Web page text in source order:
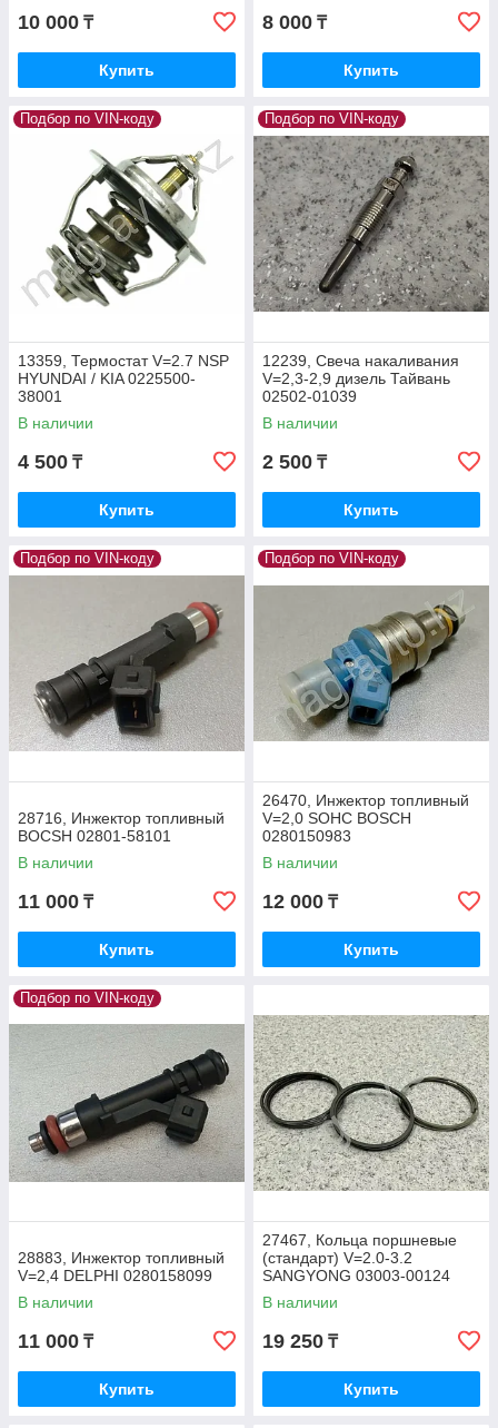
10 000 ₸
Купить
8 000 ₸
Купить
Подбор по VIN-коду
13359, Термостат V=2.7 NSP
HYUNDAI / KIA 0225500-
38001
В наличии
4 500 ₸
Купить
Подбор по VIN-коду
12239, Свеча накаливания
V=2,3-2,9 дизель Тайвань
02502-01039
В наличии
2 500 ₸
Купить
Подбор по VIN-коду
28716, Инжектор топливный
BOCSH 02801-58101
В наличии
11 000 ₸
Купить
Подбор по VIN-коду
26470, Инжектор топливный
V=2,0 SOHC BOSCH
0280150983
В наличии
12 000 ₸
Купить
Подбор по VIN-коду
28883, Инжектор топливный
V=2,4 DELPHI 0280158099
В наличии
11 000 ₸
Купить
27467, Кольца поршневые
(стандарт) V=2.0-3.2
SANGYONG 03003-00124
В наличии
19 250 ₸
Купить